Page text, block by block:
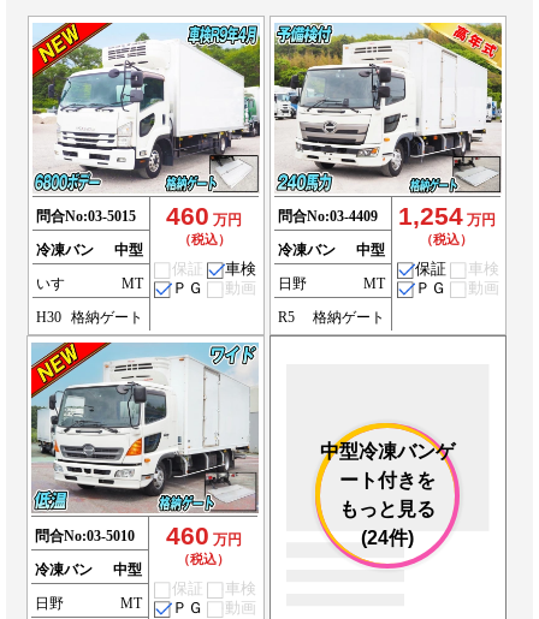
問合No:03-5015
冷凍バン
中型
いすゞ
MT
H30 格納ゲート
460 万円
（税込）
保証
車検
ＰＧ
動画
問合No:03-4409
冷凍バン
中型
日野
MT
R5
格納ゲート
1,254 万円
（税込）
保証
車検
ＰＧ
動画
問合No:03-5010
冷凍バン
中型
日野
MT
460 万円
（税込）
保証
車検
ＰＧ
動画
中型冷凍バンゲ
ート付きを
もっと見る
(24件)